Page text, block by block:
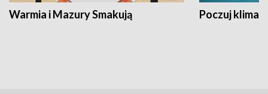
Warmia i Mazury Smakują Poczuj klimat